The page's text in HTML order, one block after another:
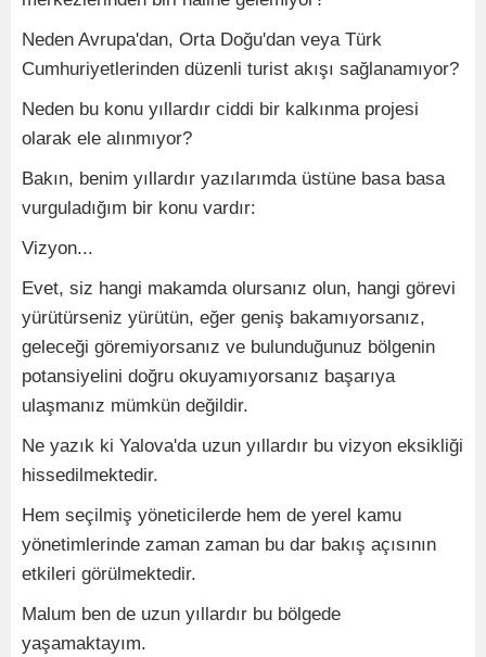
Neden Avrupa'dan, Orta Doğu'dan veya Türk
Cumhuriyetlerinden düzenli turist akışı sağlanamıyor?
Neden bu konu yıllardır ciddi bir kalkınma projesi
olarak ele alınmıyor?
Bakın, benim yıllardır yazılarımda üstüne basa basa
vurguladığım bir konu vardır:
Vizyon...
Evet, siz hangi makamda olursanız olun, hangi görevi
yürütürseniz yürütün, eğer geniş bakamıyorsanız,
geleceği göremiyorsanız ve bulunduğunuz bölgenin
potansiyelini doğru okuyamıyorsanız başarıya
ulaşmanız mümkün değildir.
Ne yazık ki Yalova'da uzun yıllardır bu vizyon eksikliği
hissedilmektedir.
Hem seçilmiş yöneticilerde hem de yerel kamu
yönetimlerinde zaman zaman bu dar bakış açısının
etkileri görülmektedir.
Malum ben de uzun yıllardır bu bölgede
yaşamaktayım.